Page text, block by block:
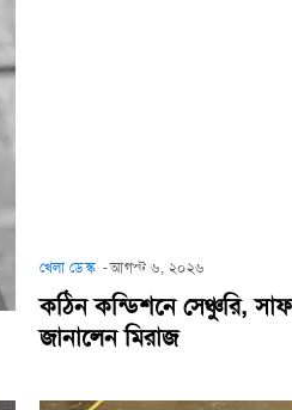
খেলা ডেস্ক -আগস্ট ৬, ২০২৬
কঠিন কন্ডিশনে সেঞ্চুরি,
জানালেন মিরাজ